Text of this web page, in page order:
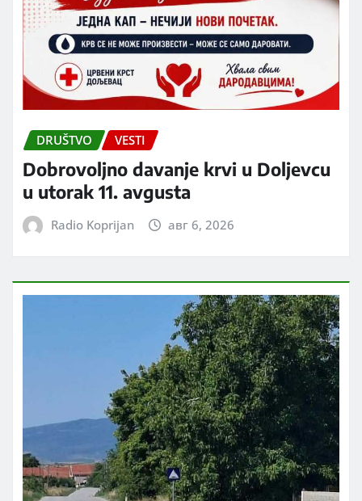
DRUŠTVO VESTI
Dobrovoljno davanje krvi u Doljevcu
u utorak 11. avgusta
Radio Koprijan авг 6, 2026